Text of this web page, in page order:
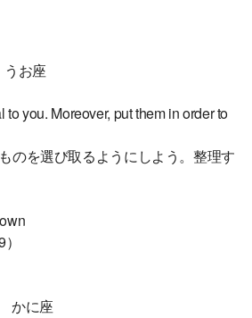
お座
you. Moreover, put them in order to
のを選び取るようにしよう。整理す
に座